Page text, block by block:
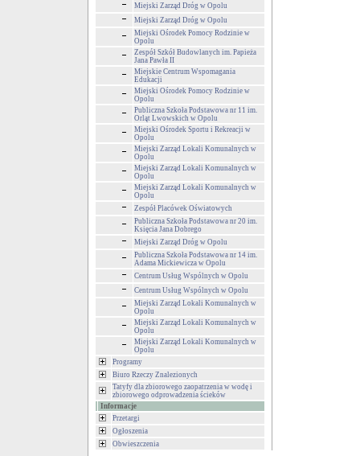
Miejski Zarząd Dróg w Opolu
Miejski Zarząd Dróg w Opolu
Miejski Ośrodek Pomocy Rodzinie w
Opolu
Zespół Szkół Budowlanych im. Papieża
Jana Pawła II
Miejskie Centrum Wspomagania
Edukacji
Miejski Ośrodek Pomocy Rodzinie w
Opolu
Publiczna Szkoła Podstawowa nr 11 im.
Orląt Lwowskich w Opolu
Miejski Ośrodek Sportu i Rekreacji w
Opolu
Miejski Zarząd Lokali Komunalnych w
Opolu
Miejski Zarząd Lokali Komunalnych w
Opolu
Miejski Zarząd Lokali Komunalnych w
Opolu
Zespół Placówek Oświatowych
Publiczna Szkoła Podstawowa nr 20 im.
Księcia Jana Dobrego
Miejski Zarząd Dróg w Opolu
Publiczna Szkoła Podstawowa nr 14 im.
Adama Mickiewicza w Opolu
Centrum Usług Wspólnych w Opolu
Centrum Usług Wspólnych w Opolu
Miejski Zarząd Lokali Komunalnych w
Opolu
Miejski Zarząd Lokali Komunalnych w
Opolu
Miejski Zarząd Lokali Komunalnych w
Opolu
Programy
Biuro Rzeczy Znalezionych
Tatyfy dla zbiorowego zaopatrzenia w wodę i
zbiorowego odprowadzenia ścieków
Informacje
Przetargi
Ogłoszenia
Obwieszczenia